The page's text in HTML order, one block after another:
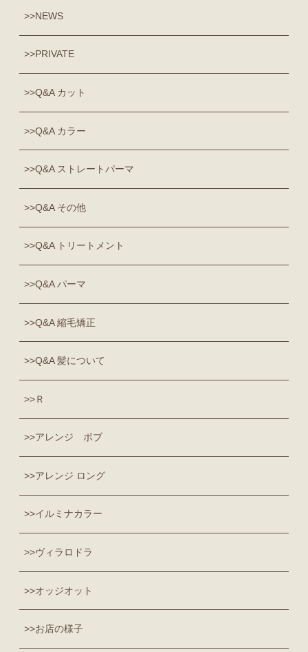
NEWS
PRIVATE
Q&A カット
Q&A カラー
Q&A ストレートパーマ
Q&A その他
Q&A トリートメント
Q&A パーマ
Q&A 縮毛矯正
Q&A 髪について
Ｒ
アレンジ ボブ
アレンジ ロング
イルミナカラー
ヴィラロドラ
オッジオット
お店の様子